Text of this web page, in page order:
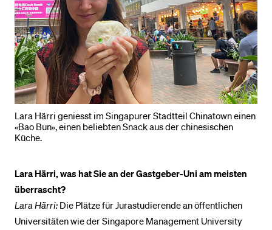
Lara Härri geniesst im Singapurer Stadtteil Chinatown einen
«Bao Bun», einen beliebten Snack aus der chinesischen
Küche.
Lara Härri, was hat Sie an der Gastgeber-Uni am meisten
überrascht?
Lara Härri: Die Plätze für Jurastudierende an öffentlichen
Universitäten wie der Singapore Management University